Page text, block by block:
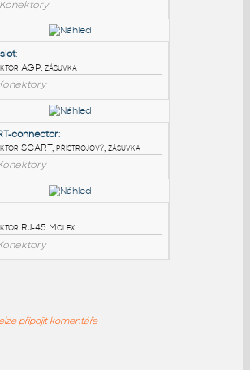
JX4 MALE connector_
JX4 - zástrčka
Konektory
slot:
AGP, zásuvka
Konektory
připojit komentáře